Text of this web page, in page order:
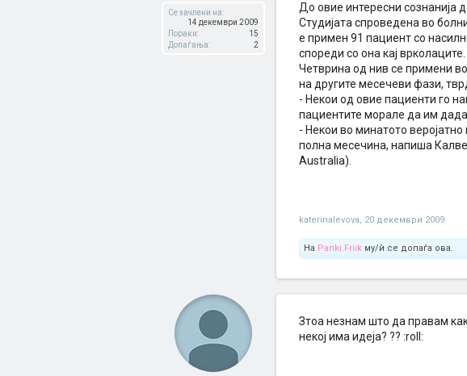
Се зачлени на:
14 декември 2009
Пораки:
15
Допаѓања:
2
До овие интересни сознанија
Студијата спроведена во
е примен 91 пациент со
спореди со она кај врколаците.
Четврина од нив се примени
на другите месечеви фази,
- Некои од овие пациенти го
пациентите морале да им
- Некои во минатото
полна месечина, напиша
Australia).
katerinalevova, 20 декември 2009
На Panki.Friik му/ѝ се допаѓа ова.
Зтоа незнам што да правам
некој има идеја? ?? :roll: